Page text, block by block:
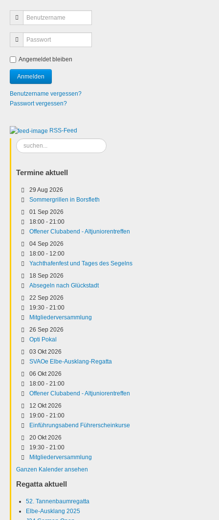
Angemeldet bleiben
Benutzername vergessen?
Passwort vergessen?
RSS-Feed
Suchen
...
Termine aktuell
29 Aug 2026
Sommergrillen in Borsfleth
01 Sep 2026
18:00 - 21:00
Offener Clubabend - Altjuniorentreffen
04 Sep 2026
18:00 - 12:00
Yachthafenfest und Tages des Segelns
18 Sep 2026
Absegeln nach Glückstadt
22 Sep 2026
19:30 - 21:00
Mitgliederversammlung
26 Sep 2026
Opti Pokal
03 Okt 2026
SVAOe Elbe-Ausklang-Regatta
06 Okt 2026
18:00 - 21:00
Offener Clubabend - Altjuniorentreffen
12 Okt 2026
19:00 - 21:00
Einführungsabend Führerscheinkurse
20 Okt 2026
19:30 - 21:00
Mitgliederversammlung
Ganzen Kalender ansehen
Regatta aktuell
52. Tannenbaumregatta
Elbe-Ausklang 2025